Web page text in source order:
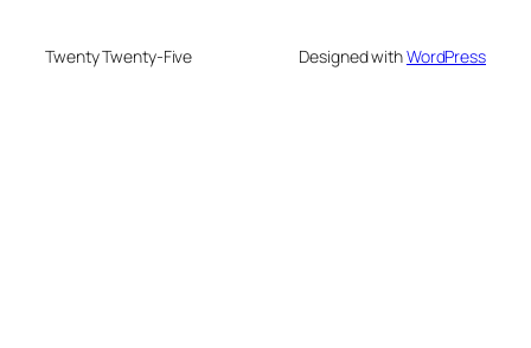
Twenty Twenty-Five Designed withWordPress